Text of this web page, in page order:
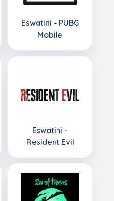
Eswatini - PUBG
Mobile
Eswatini -
Resident Evil